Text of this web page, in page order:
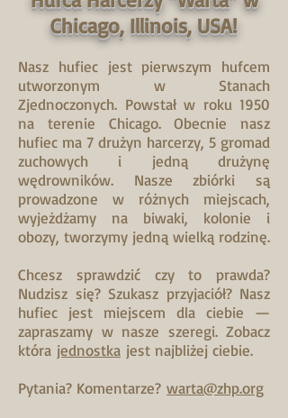
Chicago, Illinois, USA!
Nasz hufiec jest pierwszym hufcem
utworzonym w Stanach
Zjednoczonych. Powstał w roku 1950
na terenie Chicago. Obecnie nasz
hufiec ma 7 drużyn harcerzy, 5 gromad
zuchowych i jedną drużynę
wędrowników. Nasze zbiórki są
prowadzone w różnych miejscach,
wyjeżdżamy na biwaki, kolonie i
obozy, tworzymy jedną wielką rodzinę.
Chcesz sprawdzić czy to prawda?
Nudzisz się? Szukasz przyjaciół? Nasz
hufiec jest miejscem dla ciebie —
zapraszamy w nasze szeregi. Zobacz
która jednostka jest najbliżej ciebie.
Pytania? Komentarze? warta@zhp.org